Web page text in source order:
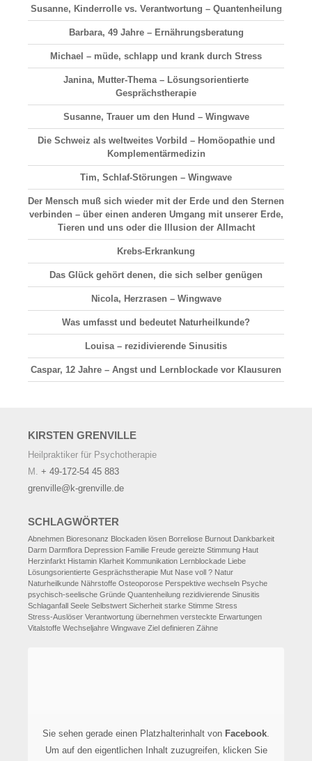
Susanne, Kinderrolle vs. Verantwortung – Quantenheilung
Barbara, 49 Jahre – Ernährungsberatung
Michael – müde, schlapp und krank durch Stress
Janina, Mutter-Thema – Lösungsorientierte
Gesprächstherapie
Susanne, Trauer um den Hund – Wingwave
Die Schweiz als weltweites Vorbild – Homöopathie und
Komplementärmedizin
Tim, Schlaf-Störungen – Wingwave
Der Mensch muß sich wieder mit der Erde und den Sternen
verbinden – über einen anderen Umgang mit unserer Erde,
Tieren und uns oder die Illusion der Allmacht
Krebs-Erkrankung
Das Glück gehört denen, die sich selber genügen
Nicola, Herzrasen – Wingwave
Was umfasst und bedeutet Naturheilkunde?
Louisa – rezidivierende Sinusitis
Caspar, 12 Jahre – Angst und Lernblockade vor Klausuren
KIRSTEN GRENVILLE
Heilpraktiker für Psychotherapie
M. + 49-172-54 45 883
grenville@k-grenville.de
SCHLAGWÖRTER
Abnehmen Bioresonanz Blockaden lösen Borreliose Burnout Dankbarkeit
Darm Darmflora Depression Familie Freude gereizte Stimmung Haut
Herzinfarkt Histamin Klarheit Kommunikation Lernblockade Liebe
Lösungsorientierte Gesprächstherapie Mut Nase voll ? Natur
Naturheilkunde Nährstoffe Osteoporose Perspektive wechseln Psyche
psychisch-seelische Gründe Quantenheilung rezidivierende Sinusitis
Schlaganfall Seele Selbstwert Sicherheit starke Stimme Stress
Stress-Auslöser Verantwortung übernehmen versteckte Erwartungen
Vitalstoffe Wechseljahre Wingwave Ziel definieren Zähne
Sie sehen gerade einen Platzhalterinhalt von Facebook.
Um auf den eigentlichen Inhalt zuzugreifen, klicken Sie